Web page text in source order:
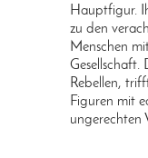
Hauptfigur.
zu den
Menschen
Rebellen,
Figuren mit
ungerechten